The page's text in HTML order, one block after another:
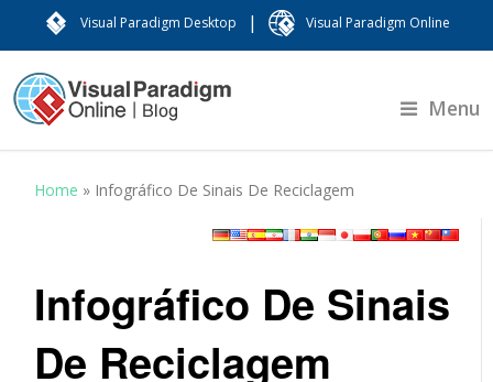
Visual Paradigm Desktop | Visual Paradigm Online
Menu
Home » Infográfico De Sinais De Reciclagem
Infográfico De Sinais
De Reciclagem